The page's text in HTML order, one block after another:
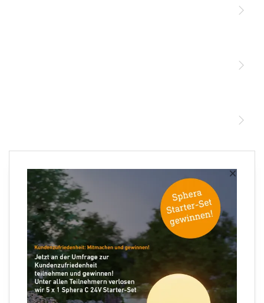
×
Ihre E-Mail Adresse
Folgen Sie uns